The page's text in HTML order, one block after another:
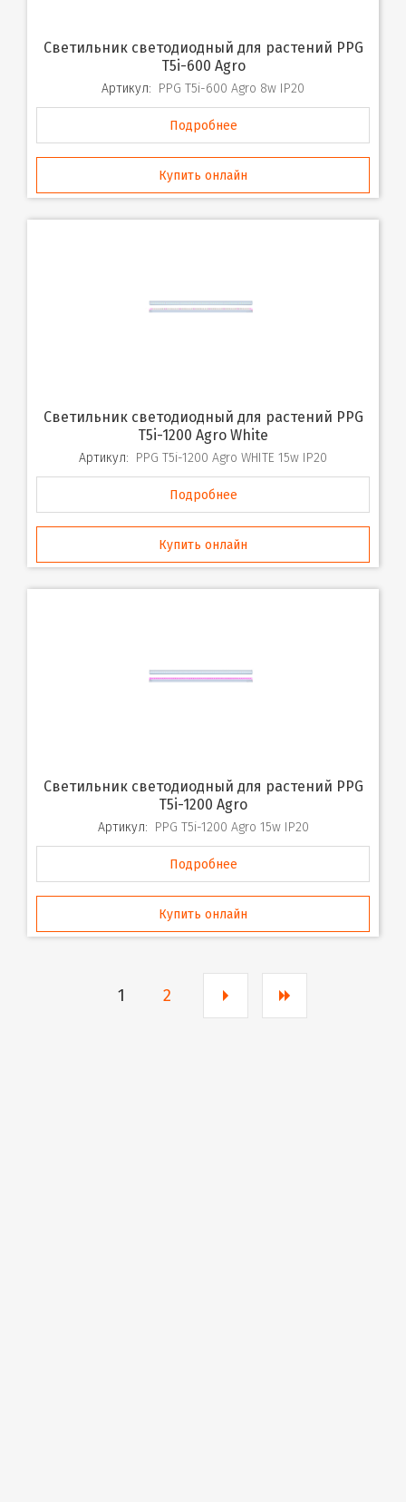
Светильник светодиодный для растений PPG
T5i-600 Agro
Артикул: PPG T5i-600 Agro 8w IP20
Подробнее
Купить онлайн
Светильник светодиодный для растений PPG
T5i-1200 Agro White
Артикул: PPG T5i-1200 Agro WHITE 15w IP20
Подробнее
Купить онлайн
Светильник светодиодный для растений PPG
T5i-1200 Agro
Артикул: PPG T5i-1200 Agro 15w IP20
Подробнее
Купить онлайн
1 2